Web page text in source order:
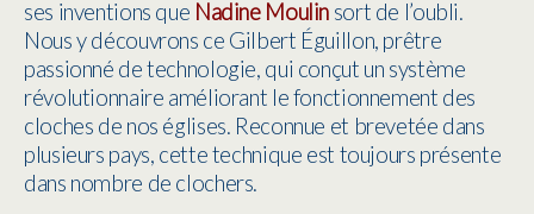
ses inventions que Nadine Moulin sort de l’oubli.
Nous y découvrons ce Gilbert Éguillon, prêtre
passionné de technologie, qui conçut un système
révolutionnaire améliorant le fonctionnement des
cloches de nos églises. Reconnue et brevetée dans
plusieurs pays, cette technique est toujours présente
dans nombre de clochers.